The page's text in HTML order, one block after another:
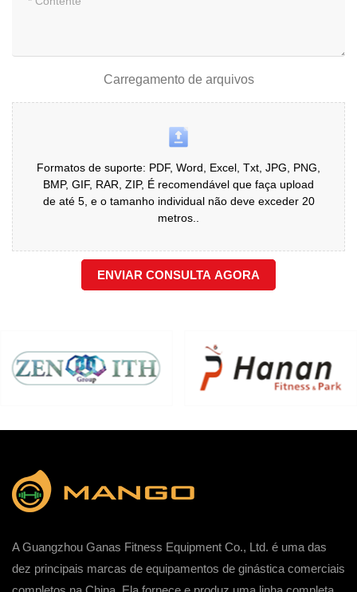
Carregamento de arquivos
Formatos de suporte: PDF, Word, Excel, Txt, JPG, PNG,
BMP, GIF, RAR, ZIP, É recomendável que faça upload
de até 5, e o tamanho individual não deve exceder 20
metros..
ENVIAR CONSULTA AGORA
A Guangzhou Ganas Fitness Equipment Co., Ltd. é uma das
dez principais marcas de equipamentos de ginástica comerciais